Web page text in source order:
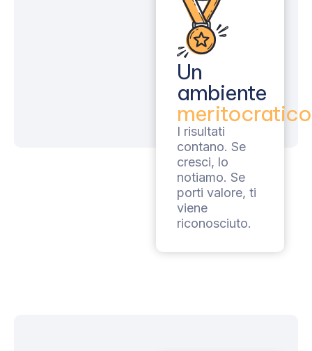
Un
ambiente
meritocratico
I risultati
contano. Se
cresci, lo
notiamo. Se
porti valore, ti
viene
riconosciuto.